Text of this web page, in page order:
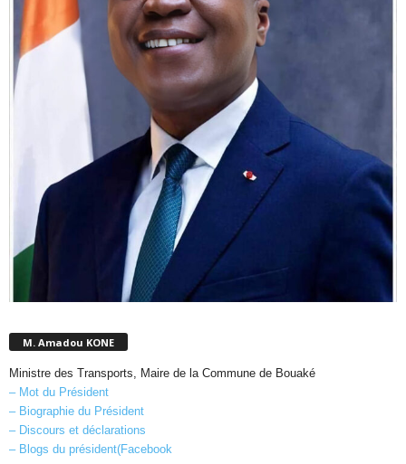
M. Amadou KONE
Ministre des Transports, Maire de la Commune de Bouaké
– Mot du Président
– Biographie du Président
– Discours et déclarations
– Blogs du président(Facebook